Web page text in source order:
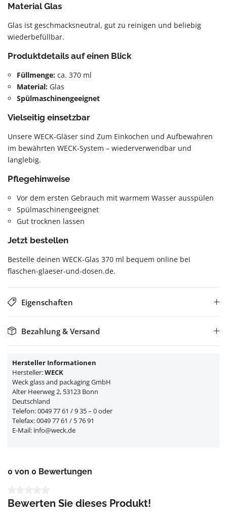
Material Glas
Glas ist geschmacksneutral, gut zu reinigen und beliebig
wiederbefüllbar.
Produktdetails auf einen Blick
Füllmenge: ca. 370 ml
Material: Glas
Spülmaschinengeeignet
Vielseitig einsetzbar
Unsere WECK-Gläser sind Zum Einkochen und Aufbewahren
im bewährten WECK-System – wiederverwendbar und
langlebig.
Pflegehinweise
Vor dem ersten Gebrauch mit warmem Wasser ausspülen
Spülmaschinengeeignet
Gut trocknen lassen
Jetzt bestellen
Bestelle deinen WECK-Glas 370 ml bequem online bei
flaschen-glaeser-und-dosen.de.
Eigenschaften
Bezahlung & Versand
Hersteller Informationen
Hersteller:WECK
Weck glass and packaging GmbH
Alter Heerweg 2, 53123 Bonn
Deutschland
Telefon: 0049 77 61 / 9 35 – 0 oder
Telefax: 0049 77 61 / 5 76 91
E-Mail: info@weck.de
0 von 0 Bewertungen
Bewerten Sie dieses Produkt!